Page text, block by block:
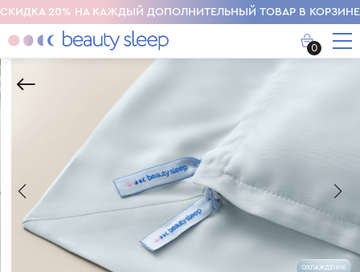
СКИДКА 20% НА КАЖДЫЙ ДОПОЛНИТЕЛЬНЫЙ ТОВАР В КОРЗИНЕ
0